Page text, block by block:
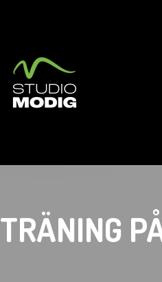
TRÄNING